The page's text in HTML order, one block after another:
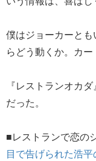
僕はジョーカーと
らどう動くか。カー
『レストランオカ
だった。
■レストランで恋の
目で告げられた浩平